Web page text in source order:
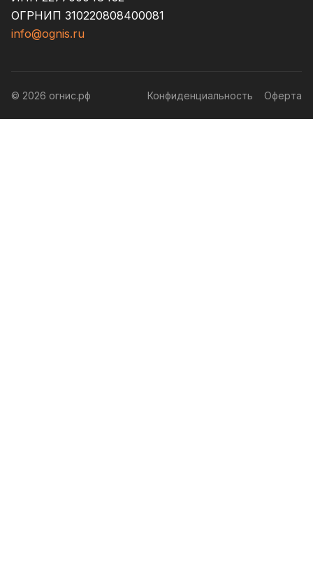
ОГРНИП 310220808400081
info@ognis.ru
© 2026 огнис.рф Конфиденциальность Оферта